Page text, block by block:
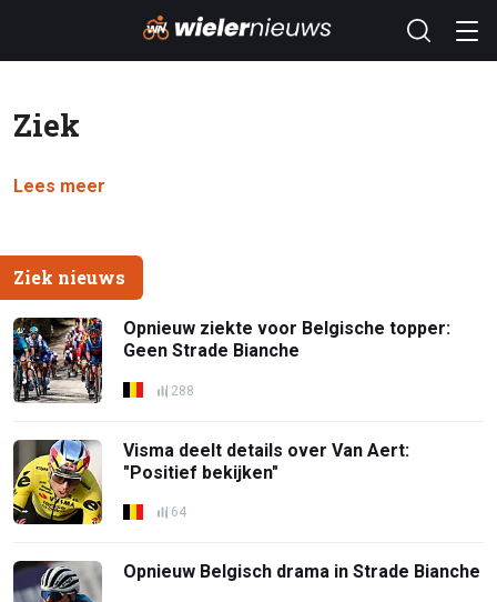
Ziek
Lees meer
Ziek nieuws
Opnieuw ziekte voor Belgische topper:
Geen Strade Bianche
288
Visma deelt details over Van Aert:
"Positief bekijken"
64
Opnieuw Belgisch drama in Strade Bianche